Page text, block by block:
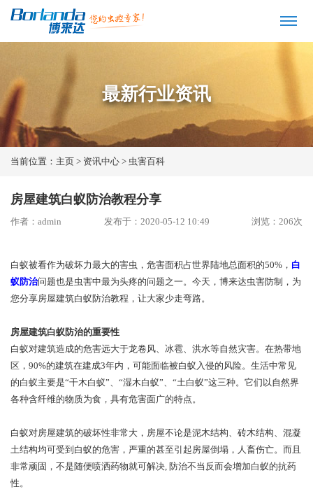
最新行业资讯
当前位置： 主页 > 资讯中心 > 虫害百科
房屋建筑白蚁防治教程分享
作者：admin 发布于：2020-05-12 10:49 浏览： 206次
白蚁被看作为破坏力最大的害虫，危害面积占世界陆地总面积的50%， 白
蚁防治问题也是虫害中最为头疼的问题之一。今天，博来达虫害防制，为
您分享房屋建筑白蚁防治教程，让大家少走弯路。
房屋建筑白蚁防治的重要性
白蚁对建筑造成的危害远大于龙卷风、冰雹、洪水等自然灾害。在热带地
区，90%的建筑在建成3年内，可能面临被白蚁入侵的风险。生活中常见
的白蚁主要是“干木白蚁”、“湿木白蚁”、“土白蚁”这三种。它们以自然界
各种含纤维的物质为食，具有危害面广的特点。
白蚁对房屋建筑的破坏性非常大，房屋不论是泥木结构、砖木结构、混凝
土结构均可受到白蚁的危害，严重的甚至引起房屋倒塌，人畜伤亡。而且
非常顽固，不是随便喷洒药物就可解决, 防治不当反而会增加白蚁的抗药
性。